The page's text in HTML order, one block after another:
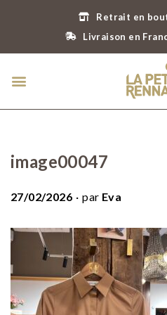
Retrait en
Livraison en
image00047
P
b
i
é
27/02/2026 par Eva